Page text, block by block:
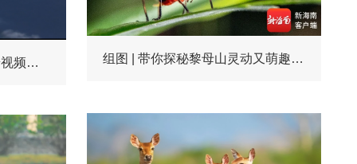
海南热带雨林国家公园科普视频系列｜猎蝽 组图 | 带你探秘黎母山灵动又萌趣的“雨林精灵”